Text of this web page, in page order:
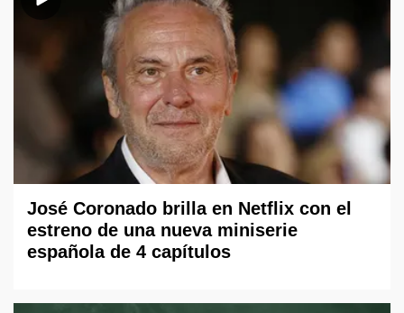
José Coronado brilla en Netflix con el
estreno de una nueva miniserie
española de 4 capítulos